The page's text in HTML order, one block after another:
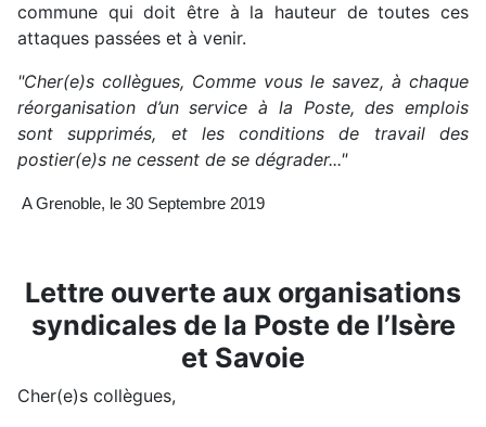
commune qui doit être à la hauteur de toutes ces
attaques passées et à venir.
"Cher(e)s collègues, Comme vous le savez, à chaque
réorganisation d’un service à la Poste, des emplois
sont supprimés, et les conditions de travail des
postier(e)s ne cessent de se dégrader..."
A Grenoble, le 30 Septembre 2019
Lettre ouverte aux organisations
syndicales de la Poste de l’Isère
et Savoie
Cher(e)s collègues,